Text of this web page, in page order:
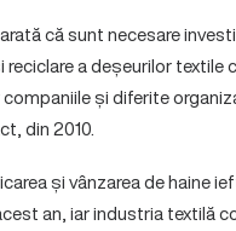
că sunt necesare
a deșeurilor textile
și diferite
din 2010.
și vânzarea de haine
an, iar industria textilă